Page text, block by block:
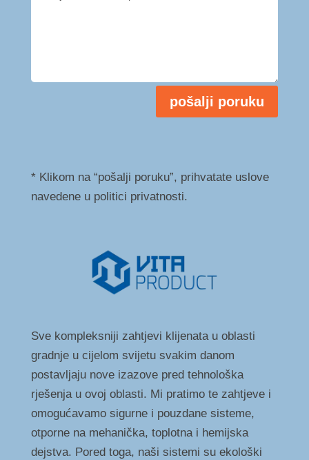
pošalji poruku
* Klikom na “pošalji poruku”, prihvatate uslove
navedene u politici privatnosti.
Sve kompleksniji zahtjevi klijenata u oblasti
gradnje u cijelom svijetu svakim danom
postavljaju nove izazove pred tehnološka
rješenja u ovoj oblasti. Mi pratimo te zahtjeve i
omogućavamo sigurne i pouzdane sisteme,
otporne na mehanička, toplotna i hemijska
dejstva. Pored toga, naši sistemi su ekološki